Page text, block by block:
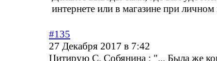
интернете или в магазине при личном
#135
27 Декабря 2017 в 7:42
Цитирую С. Собянина : "... Была же